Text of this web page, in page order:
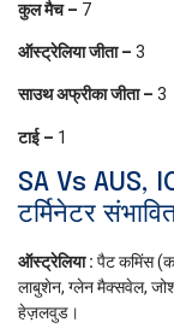
कुल मैच – 7
ऑस्ट्रेलिया जीता –3
साउथ अफ्रीका जीता –3
टाई – 1
SA Vs AUS,
टर्मिनेटर
ऑस्ट्रेलिया :पैट कमिंस
लाबुशेन, ग्लेन मैक्सवेल,
हेज़लवुड।